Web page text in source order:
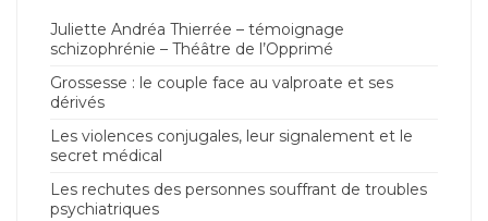
Juliette Andréa Thierrée – témoignage
schizophrénie – Théâtre de l’Opprimé
Grossesse : le couple face au valproate et ses
dérivés
Les violences conjugales, leur signalement et le
secret médical
Les rechutes des personnes souffrant de troubles
psychiatriques